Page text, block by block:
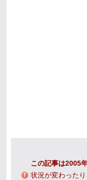
この記事は2005
状況が変わった